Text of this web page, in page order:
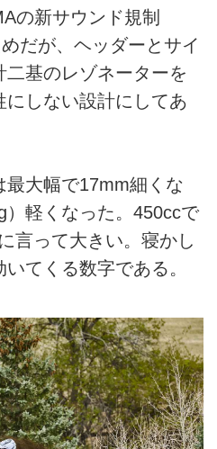
の新サウンド規制
だが、ヘッダーとサイ
二基のレゾネーターを
しない設計にしてあ
最大幅で17mm細くな
）軽くなった。450ccで
言って大きい。寝かし
てくる数字である。